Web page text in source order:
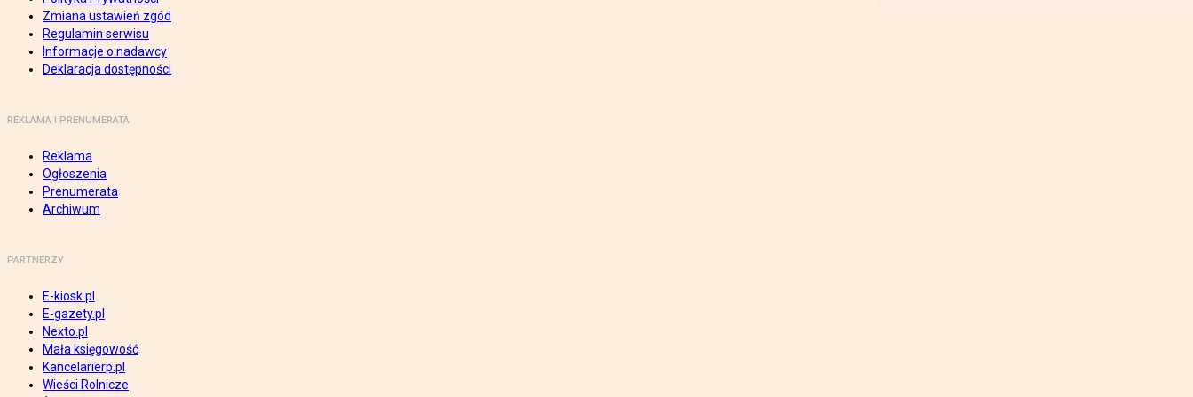
Zmiana ustawień zgód
Regulamin serwisu
Informacje o nadawcy
Deklaracja dostępności
REKLAMA I PRENUMERATA
Reklama
Ogłoszenia
Prenumerata
Archiwum
PARTNERZY
E-kiosk.pl
E-gazety.pl
Nexto.pl
Mała księgowość
Kancelarierp.pl
Wieści Rolnicze